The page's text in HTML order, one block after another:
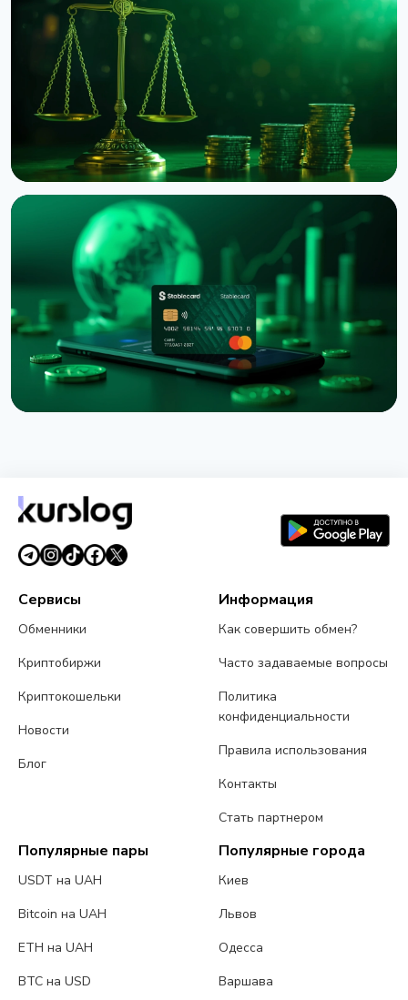
Circle запустил нативный USDC на блокчейне OKX
X Layer
8 августа 2026 г. 3 мин чтения
Binance подала в суд на RedotPay из-за
переманивания 470 000 пользователей
6 августа 2026 г. 4 мин чтения
6 августа 2026 г.5 мин чтения
Сервисы
Обменники
Криптобиржи
Криптокошельки
Новости
Блог
Информация
Как совершить обмен?
Часто задаваемые вопросы
Политика
конфиденциальности
Правила использования
Контакты
Стать партнером
Популярные пары
USDT на UAH
Bitcoin на UAH
ETH на UAH
BTC на USD
Популярные города
Киев
Львов
Одесса
Варшава